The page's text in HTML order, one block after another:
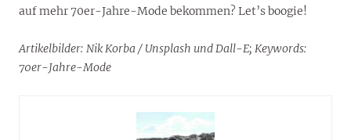
auf mehr 70er-Jahre-Mode bekommen? Let’s boogie!
Artikelbilder: Nik Korba / Unsplash und Dall-E; Keywords:
70er-Jahre-Mode